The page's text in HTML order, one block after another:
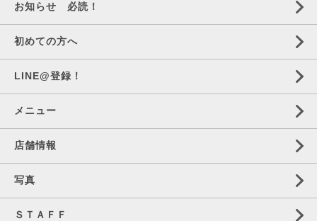
お知らせ 必読！
初めての方へ
LINE@登録！
メニュー
店舗情報
写真
ＳＴＡＦＦ